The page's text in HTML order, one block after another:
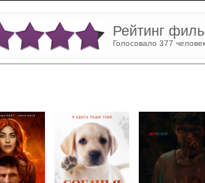
Рейтинг
Голосовало 377 человек